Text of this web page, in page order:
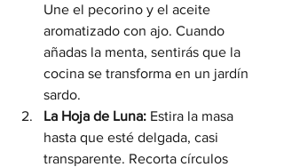
Une el pecorino y el aceite
aromatizado con ajo. Cuando
añadas la menta, sentirás que la
cocina se transforma en un jardín
sardo.
La Hoja de Luna: Estira la masa
hasta que esté delgada, casi
transparente. Recorta círculos